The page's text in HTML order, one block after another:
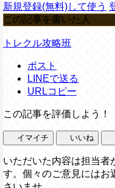
新規登録(無料)して使う
この記事を書いた人
トレクル攻略班
ポスト
LINEで送る
URLコピー
この記事を評価しよう！
イマイチ いいね
いただいた内容は担当者
す。個々のご意見にはお